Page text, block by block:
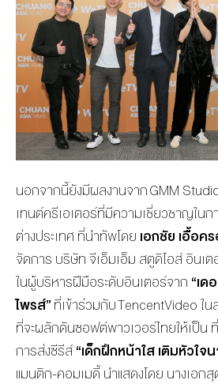
นอกจากนี้ยังมีผลงานจากGMM
เทนต์ครีเอเตอร์ที่มีความเชี่ยวชาญใน
ต่างประเทศ ที่นำทัพโดย เอกชัย เอื้อค
จัดการ บริษัทจีเอ็มเอ็ม สตูดิโอส์ อินเ
ในผู้บริหารฝีมือระดับอินเตอร์จาก “เด
ไพรส์”ที่เข้าร่วมกับTencentVideoใ
ที่จะผลักดันซอฟต์พาวเวอร์ไทยให้เป็น
การส่งซีรีส์“เด็กฝึกหน้าใส เติมหัวใจ
แมนติก-คอมเมดี้นำแสดงโดย นางเอก